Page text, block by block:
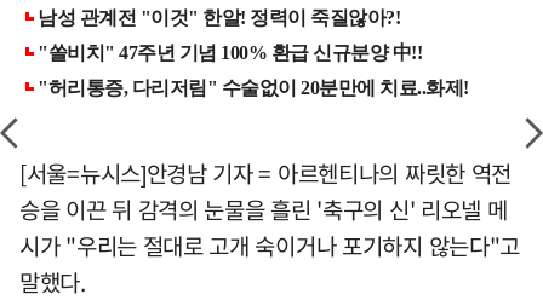
[서울=뉴시스]안경남 기자 = 아르헨티나의 짜릿한 역전
승을 이끈 뒤 감격의 눈물을 흘린 '축구의 신' 리오넬 메
시가 "우리는 절대로 고개 숙이거나 포기하지 않는다"고
말했다.